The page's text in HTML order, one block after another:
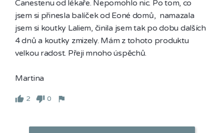
Canestenu od lékaře. Nepomohlo nic. Po tom, co
jsem si přinesla balíček od Eoné domů,  namazala
jsem si koutky Laliem, činila jsem tak po dobu dalších
4 dnů a koutky zmizely. Mám z tohoto produktu
velkou radost. Přeji mnoho úspěchů.
Martina
2 0